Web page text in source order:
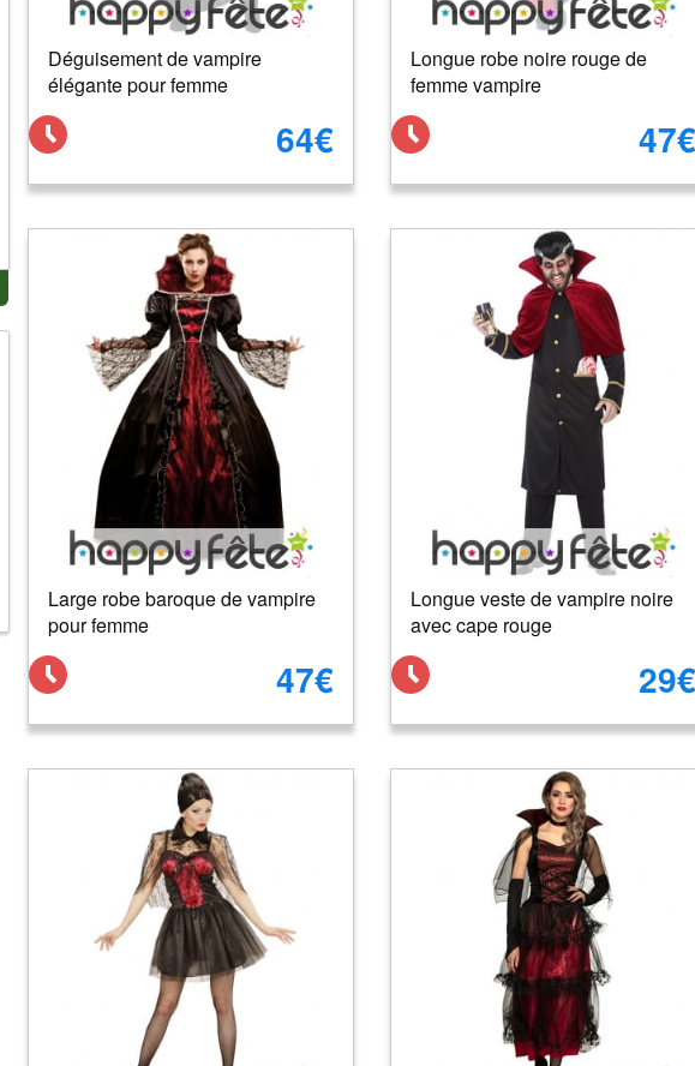
Déguisement de vampire
élégante pour femme
64€
Longue robe noire rouge de
femme vampire
47€
Large robe baroque de vampire
pour femme
47€
Longue veste de vampire noire
avec cape rouge
29€